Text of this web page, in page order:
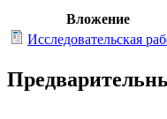
Вложение
Исследовательская